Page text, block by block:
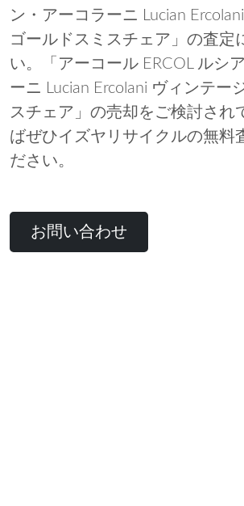
ン・アーコラーニ Lucian
ゴールドスミスチェア」の査定
い。「アーコール ERCOL ルシ
ーニ Lucian Ercolani ヴィンテー
スチェア」の売却をご検討され
ばぜひイズヤリサイクルの無料
ださい。
お問い合わせ